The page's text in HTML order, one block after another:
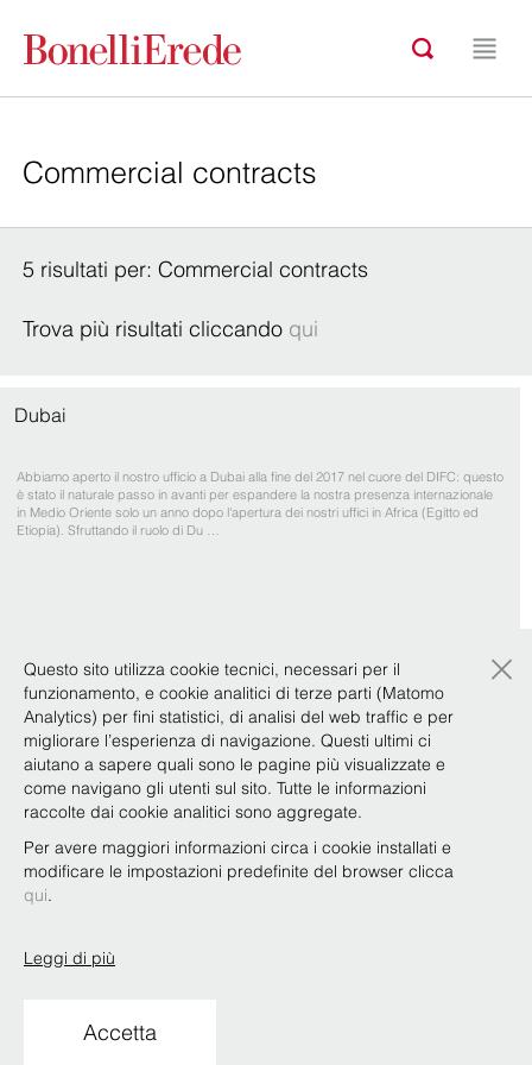
5 risultati per: Commercial contracts
Trova più risultati cliccando qui
Dubai
Abbiamo aperto il nostro ufficio a Dubai alla fine del 2017 nel cuore del DIFC: questo
è stato il naturale passo in avanti per espandere la nostra presenza internazionale
in Medio Oriente solo un anno dopo l'apertura dei nostri uffici in Africa (Egitto ed
Etiopia). Sfruttando il ruolo di Du …
Casi di successo (4)
Condizioni d'uso
Questo sito utilizza cookie tecnici, necessari per il
funzionamento, e cookie analitici di terze parti (Matomo
Analytics) per fini statistici, di analisi del web traffic e per
migliorare l’esperienza di navigazione. Questi ultimi ci
aiutano a sapere quali sono le pagine più visualizzate e
come navigano gli utenti sul sito. Tutte le informazioni
raccolte dai cookie analitici sono aggregate.
Per avere maggiori informazioni circa i cookie installati e
modificare le impostazioni predefinite del browser clicca
qui.
Leggi di più
Accetta
×